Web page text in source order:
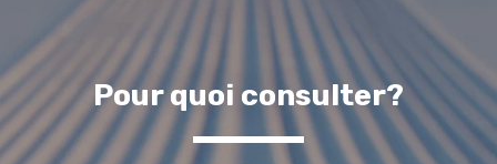
Pour quoi consulter?